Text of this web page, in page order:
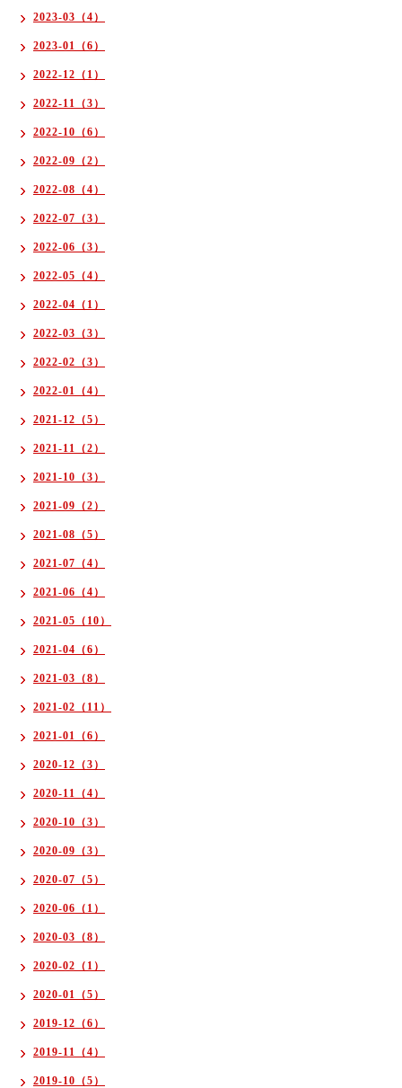
2023-03（4）
2023-01（6）
2022-12（1）
2022-11（3）
2022-10（6）
2022-09（2）
2022-08（4）
2022-07（3）
2022-06（3）
2022-05（4）
2022-04（1）
2022-03（3）
2022-02（3）
2022-01（4）
2021-12（5）
2021-11（2）
2021-10（3）
2021-09（2）
2021-08（5）
2021-07（4）
2021-06（4）
2021-05（10）
2021-04（6）
2021-03（8）
2021-02（11）
2021-01（6）
2020-12（3）
2020-11（4）
2020-10（3）
2020-09（3）
2020-07（5）
2020-06（1）
2020-03（8）
2020-02（1）
2020-01（5）
2019-12（6）
2019-11（4）
2019-10（5）